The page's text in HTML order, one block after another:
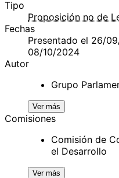
Tipo
Proposición no de
Fechas
Presentado el 26/
08/10/2024
Autor
Grupo
Ver más
Comisiones
Comisión de
el Desarrollo
Ver más